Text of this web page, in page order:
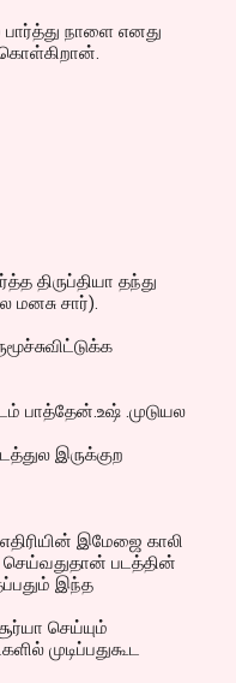
நாளை எனது
திருப்தியா தந்து
மனசு சார்).
பாத்தேன்.உஷ் .முடுயல
இருக்குற
இமேஜை காலி
படத்தின்
இந்த
செய்யும்
முடிப்பதுகூட